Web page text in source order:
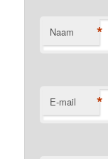
Naam *
E-mail *